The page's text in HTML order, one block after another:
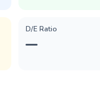
D/E Ratio
—